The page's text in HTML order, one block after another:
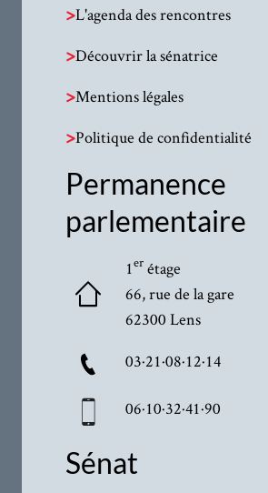
>L'agenda des rencontres
>Découvrir la sénatrice
>Mentions légales
>Politique de confidentialité
Permanence
parlementaire
1erétage
66, rue de la gare
62300 Lens
03·21·08·12·14
06·10·32·41·90
Sénat